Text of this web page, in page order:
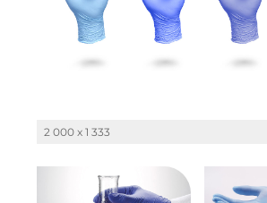
Kollitsch Invest
MünchenBau
2 000 x 1 333